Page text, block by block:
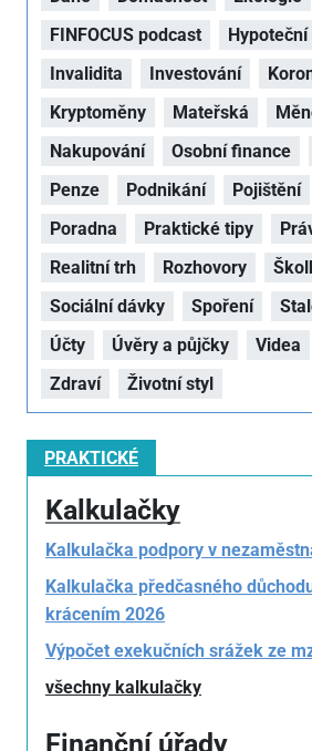
FINFOCUS podcast
Invalidita
Investování
Kryptoměny
Mateřská
Nakupování
Osobní finance
Penze
Podnikání Pojištění
Poradna
Praktické tipy
Realitní trh
Rozhovory
Sociální dávky
Spoření
Účty
Úvěry a půjčky Videa
Zdraví
Životní styl
PRAKTICKÉ
Kalkulačky
Kalkulačka podpory v
Kalkulačka předčasného
krácením 2026
Výpočet exekučních srážek ze
všechny kalkulačky
Finanční úřady